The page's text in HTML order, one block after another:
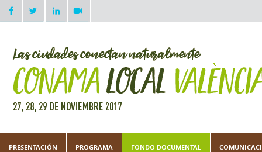
PRESENTACIÓN PROGRAMA FONDO DOCUMENTAL